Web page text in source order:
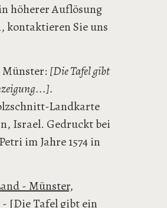
höherer Auflösung
kontaktieren Sie uns
Münster: [Die Tafel gibt
Landkarte
Israel. Gedruckt bei
im Jahre 1574 in
- Münster,
- [Die Tafel gibt ein